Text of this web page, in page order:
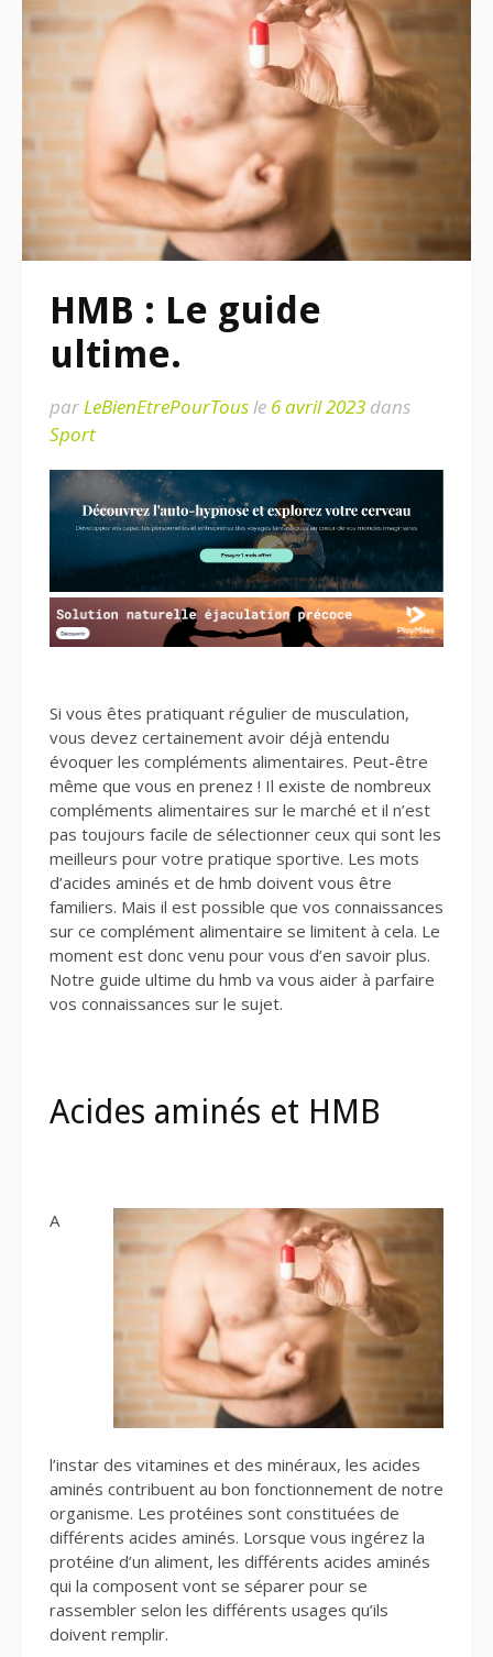
HMB : Le guide
ultime.
parLeBienEtrePourTousle 6 avril 2023 dans
Sport
Si vous êtes pratiquant régulier de musculation,
vous devez certainement avoir déjà entendu
évoquer les compléments alimentaires. Peut-être
même que vous en prenez ! Il existe de nombreux
compléments alimentaires sur le marché et il n’est
pas toujours facile de sélectionner ceux qui sont les
meilleurs pour votre pratique sportive. Les mots
d’acides aminés et de hmb doivent vous être
familiers. Mais il est possible que vos connaissances
sur ce complément alimentaire se limitent à cela. Le
moment est donc venu pour vous d’en savoir plus.
Notre guide ultime du hmb va vous aider à parfaire
vos connaissances sur le sujet.
Acides aminés et HMB
A
l’instar des vitamines et des minéraux, les acides
aminés contribuent au bon fonctionnement de notre
organisme. Les protéines sont constituées de
différents acides aminés. Lorsque vous ingérez la
protéine d’un aliment, les différents acides aminés
qui la composent vont se séparer pour se
rassembler selon les différents usages qu’ils
doivent remplir.